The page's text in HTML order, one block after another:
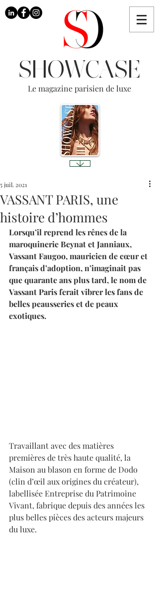
SHOWCASE
Le magazine parisien de luxe
VASSANT PARIS, une
histoire d’hommes
5 juil. 2021
Lorsqu’il reprend les rênes de la
maroquinerie Beynat et Janniaux,
Vassant Faugoo, mauricien de cœur et
français d’adoption, n’imaginait pas
que quarante ans plus tard, le nom de
Vassant Paris ferait vibrer les fans de
belles peausseries et de peaux
exotiques.
Travaillant avec des matières
premières de très haute qualité, la
Maison au blason en forme de Dodo
(clin d’œil aux origines du créateur),
labellisée Entreprise du Patrimoine
Vivant, fabrique depuis des années les
plus belles pièces des acteurs majeurs
du luxe.